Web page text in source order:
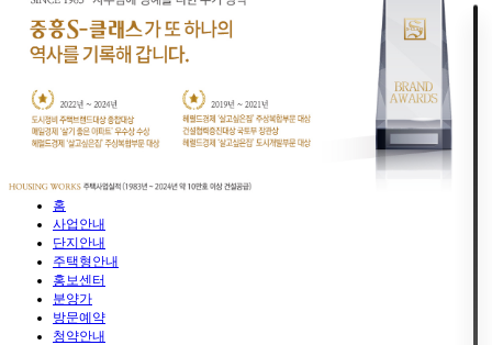
홈
사업안내
단지안내
주택형안내
홍보센터
분양가
방문예약
청약안내